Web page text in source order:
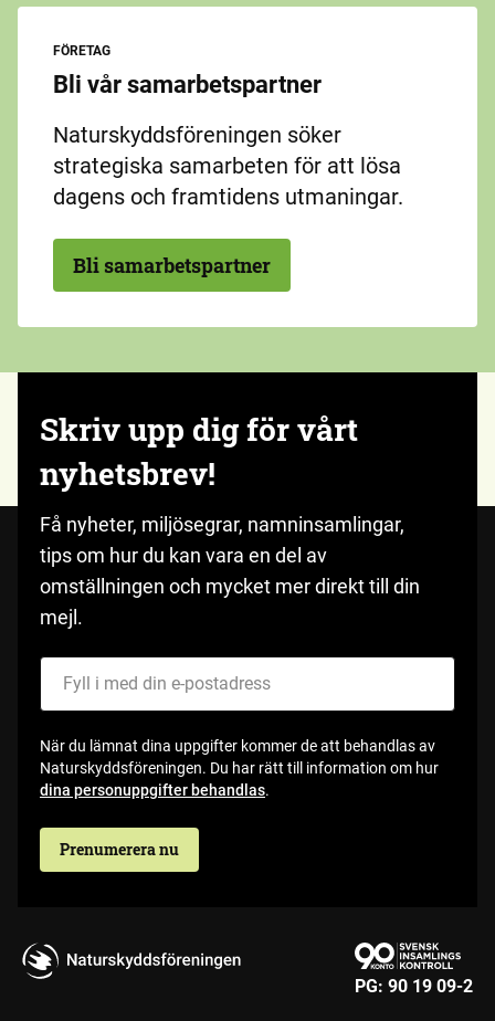
FÖRETAG
Bli vår samarbetspartner
Naturskyddsföreningen söker
strategiska samarbeten för att lösa
dagens och framtidens utmaningar.
Bli samarbetspartner
Skriv upp dig för vårt
nyhetsbrev!
Få nyheter, miljösegrar, namninsamlingar,
tips om hur du kan vara en del av
omställningen och mycket mer direkt till din
mejl.
När du lämnat dina uppgifter kommer de att behandlas av
Naturskyddsföreningen. Du har rätt till information om hur
dina personuppgifter behandlas.
Prenumerera nu
PG: 90 19 09-2